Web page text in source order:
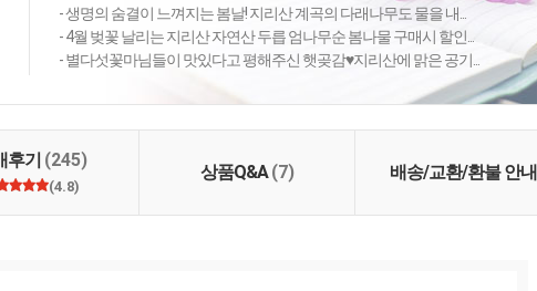
- 생명의 숨결이 느껴지는 봄날! 지리산 계곡의 다래나무도 물을 내...
- 4월 벚꽃 날리는 지리산 자연산 두릅 엄나무순 봄나물 구매시 할인...
- 별다섯꽃마님들이 맛있다고 평해주신 햇곶감♥지리산에 맑은 공기...
후기 (245)
(4.8)
상품Q&A(7) 배송/교환/환불 안내